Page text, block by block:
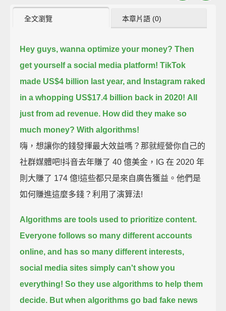
全文瀏覽 本章片語 (0)
Hey guys, wanna optimize your money? Then
get yourself a social media platform! TikTok
made US$4 billion last year, and Instagram raked
in a whopping US$17.4 billion back in 2020! All
just from ad revenue. How did they make so
much money? With algorithms!
嗨，想讓你的錢發揮最大效益嗎？那就經營你自己的
社群媒體吧!抖音去年賺了 40 億美金，IG 在 2020 年
則大賺了 174 億!這些都只是來自廣告獲益。他們是
如何賺進這麼多錢？利用了演算法!
Algorithms are tools used to prioritize content.
Everyone follows so many different accounts
online, and has so many different interests,
social media sites simply can't show you
everything! So they use algorithms to help them
decide. But when algorithms go bad fake news